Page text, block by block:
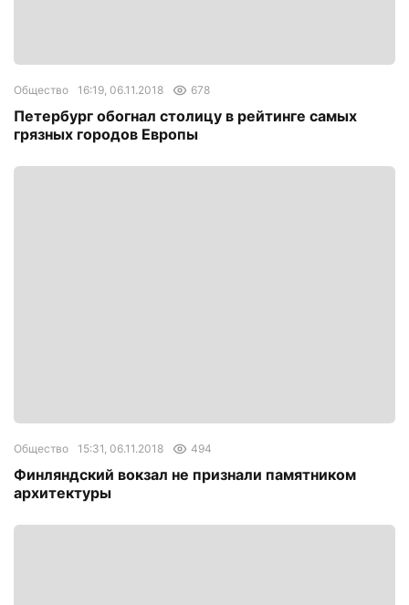
Общество 16:19, 06.11.2018 678
Петербург обогнал столицу в рейтинге самых
грязных городов Европы
Общество 15:31, 06.11.2018 494
Финляндский вокзал не признали памятником
архитектуры